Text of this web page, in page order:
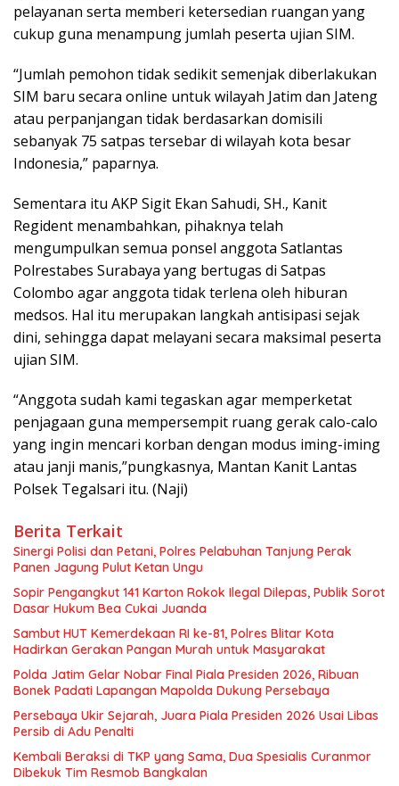
pelayanan serta memberi ketersedian ruangan yang
cukup guna menampung jumlah peserta ujian SIM.
“Jumlah pemohon tidak sedikit semenjak diberlakukan
SIM baru secara online untuk wilayah Jatim dan Jateng
atau perpanjangan tidak berdasarkan domisili
sebanyak 75 satpas tersebar di wilayah kota besar
Indonesia,” paparnya.
Sementara itu AKP Sigit Ekan Sahudi, SH., Kanit
Regident menambahkan, pihaknya telah
mengumpulkan semua ponsel anggota Satlantas
Polrestabes Surabaya yang bertugas di Satpas
Colombo agar anggota tidak terlena oleh hiburan
medsos. Hal itu merupakan langkah antisipasi sejak
dini, sehingga dapat melayani secara maksimal peserta
ujian SIM.
“Anggota sudah kami tegaskan agar memperketat
penjagaan guna mempersempit ruang gerak calo-calo
yang ingin mencari korban dengan modus iming-iming
atau janji manis,”pungkasnya, Mantan Kanit Lantas
Polsek Tegalsari itu. (Naji)
Berita Terkait
Sinergi Polisi dan Petani, Polres Pelabuhan Tanjung Perak
Panen Jagung Pulut Ketan Ungu
Sopir Pengangkut 141 Karton Rokok Ilegal Dilepas, Publik Sorot
Dasar Hukum Bea Cukai Juanda
Sambut HUT Kemerdekaan RI ke-81, Polres Blitar Kota
Hadirkan Gerakan Pangan Murah untuk Masyarakat
Polda Jatim Gelar Nobar Final Piala Presiden 2026, Ribuan
Bonek Padati Lapangan Mapolda Dukung Persebaya
Persebaya Ukir Sejarah, Juara Piala Presiden 2026 Usai Libas
Persib di Adu Penalti
Kembali Beraksi di TKP yang Sama, Dua Spesialis Curanmor
Dibekuk Tim Resmob Bangkalan